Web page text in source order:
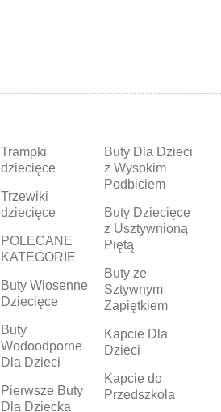
Trampki
dziecięce
Trzewiki
dziecięce
POLECANE
KATEGORIE
Buty Wiosenne
Dziecięce
Buty
Wodoodporne
Dla Dzieci
Pierwsze Buty
Dla Dziecka
Buty Dla Dzieci
z Wysokim
Podbiciem
Buty Dziecięce
z Usztywnioną
Piętą
Buty ze
Sztywnym
Zapiętkiem
Kapcie Dla
Dzieci
Kapcie do
Przedszkola